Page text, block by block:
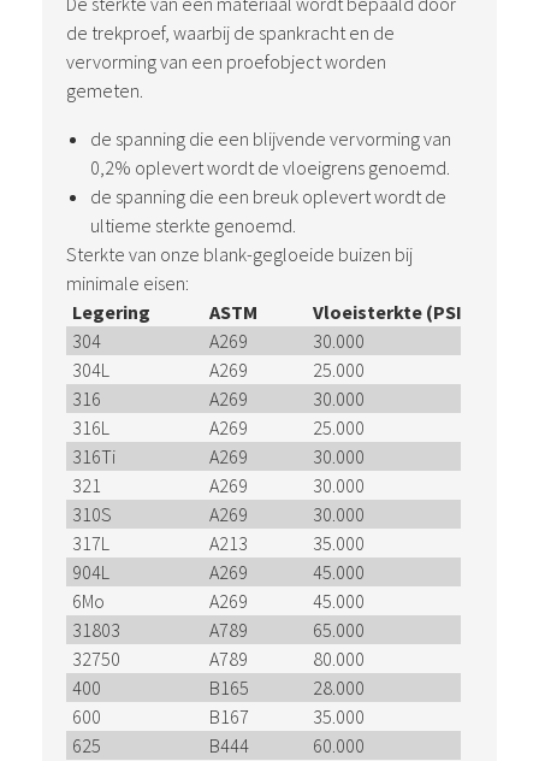
de trekproef, waarbij de spankracht en de
vervorming van een proefobject worden
gemeten.
de spanning die een blijvende vervorming van
0,2% oplevert wordt de vloeigrens genoemd.
de spanning die een breuk oplevert wordt de
ultieme sterkte genoemd.
Sterkte van onze blank-gegloeide buizen bij
minimale eisen:
Legering
ASTM Vloeisterkte (PSI)
304
A269 30.000
304L
A269 25.000
316
A269 30.000
316L
A269 25.000
316Ti
A269 30.000
321
A269 30.000
310S
A269 30.000
317L
A213 35.000
904L
A269 45.000
6Mo
A269 45.000
31803
A789 65.000
32750
A789 80.000
400
B165 28.000
600
B167 35.000
625
B444 60.000